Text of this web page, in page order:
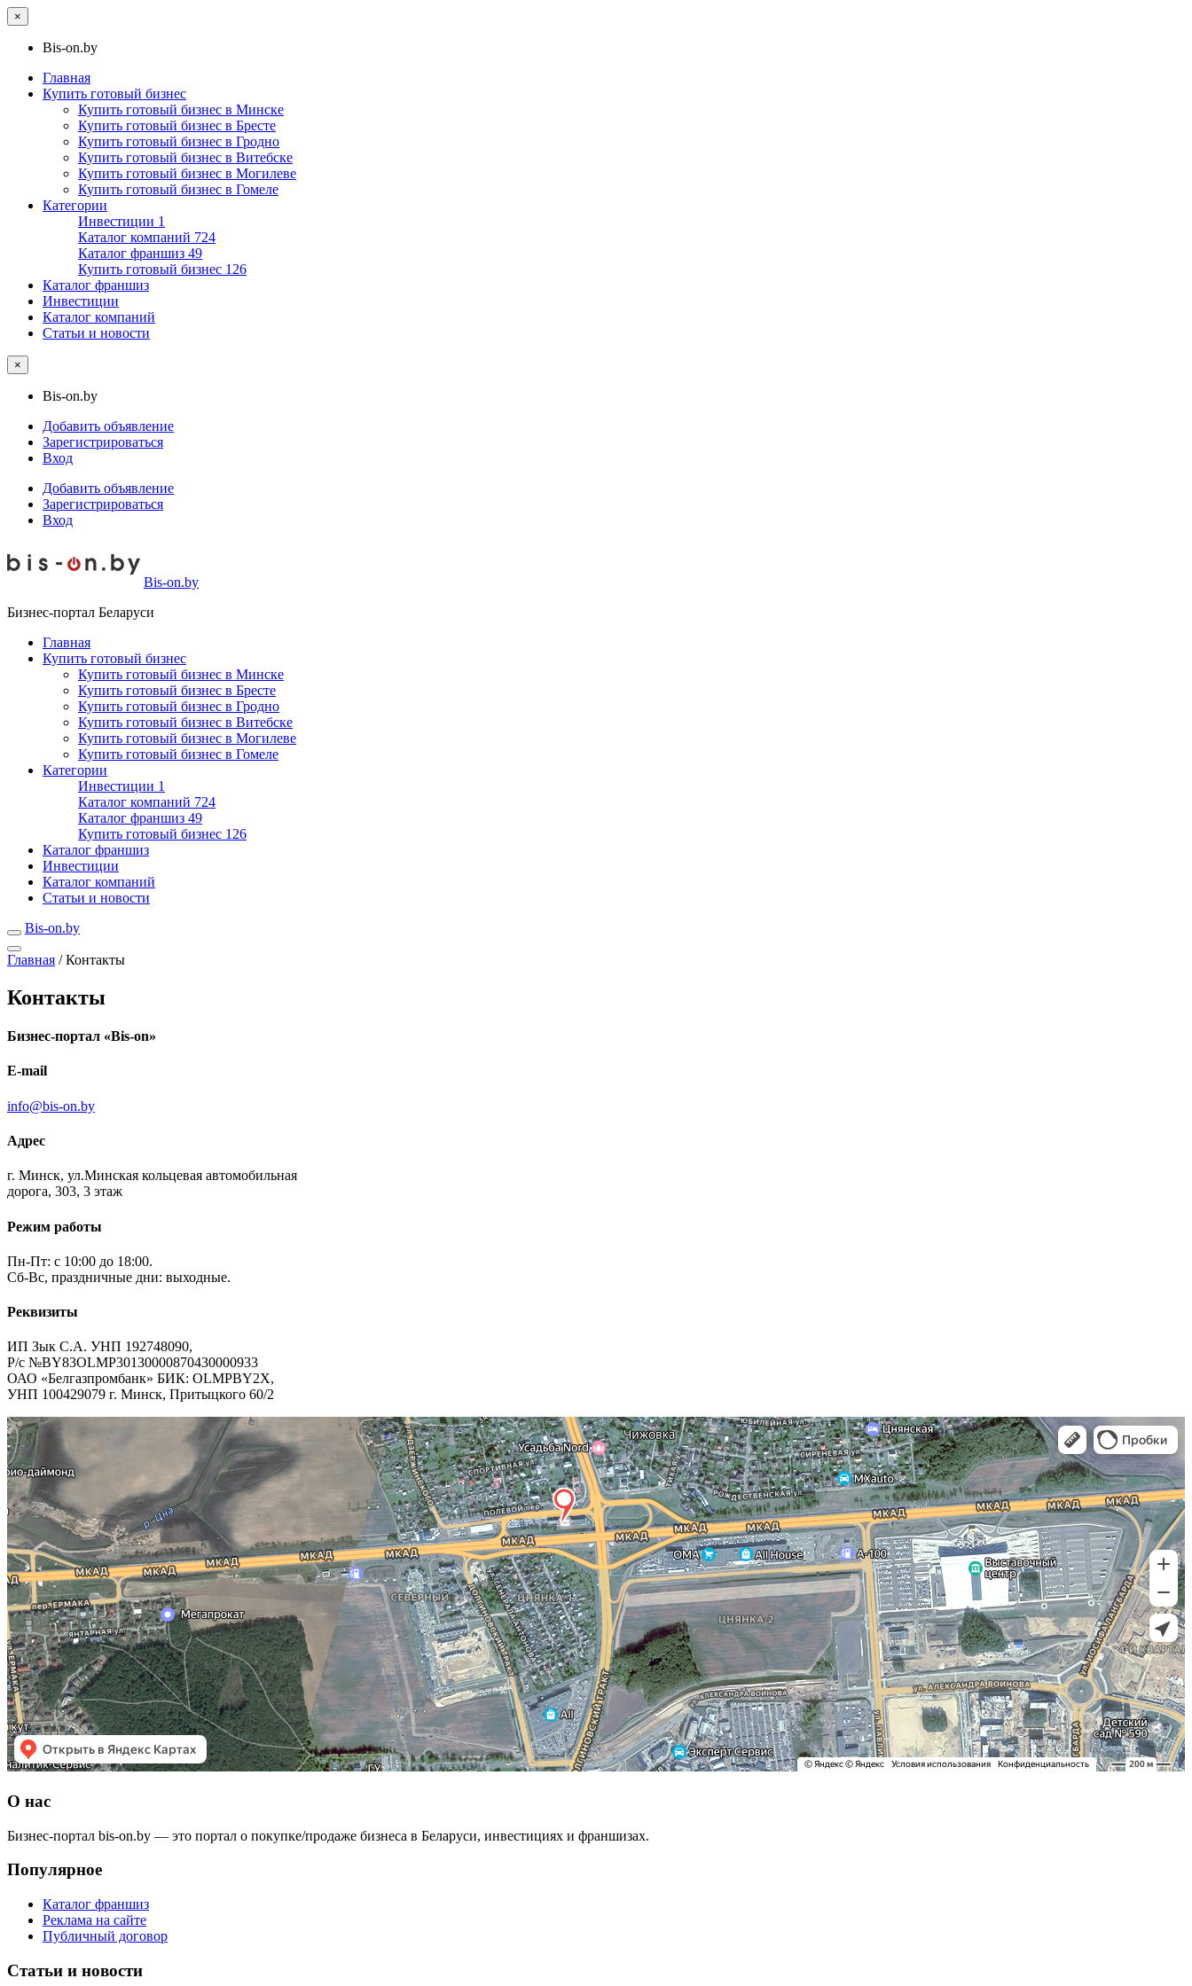
×
Bis-on.by
Главная
Купить готовый бизнес
Купить готовый бизнес в Минске
Купить готовый бизнес в Бресте
Купить готовый бизнес в Гродно
Купить готовый бизнес в Витебске
Купить готовый бизнес в Могилеве
Купить готовый бизнес в Гомеле
Категории
Инвестиции 1
Каталог компаний 724
Каталог франшиз 49
Купить готовый бизнес 126
Каталог франшиз
Инвестиции
Каталог компаний
Статьи и новости
×
Bis-on.by
Добавить объявление
Зарегистрироваться
Вход
Добавить объявление
Зарегистрироваться
Вход
Bis-on.by
Бизнес-портал Беларуси
Главная
Купить готовый бизнес
Купить готовый бизнес в Минске
Купить готовый бизнес в Бресте
Купить готовый бизнес в Гродно
Купить готовый бизнес в Витебске
Купить готовый бизнес в Могилеве
Купить готовый бизнес в Гомеле
Категории
Инвестиции 1
Каталог компаний 724
Каталог франшиз 49
Купить готовый бизнес 126
Каталог франшиз
Инвестиции
Каталог компаний
Статьи и новости
Bis-on.by
Главная /Контакты
Контакты
Бизнес-портал «Bis-on»
E-mail
info@bis-on.by
Адрес
г. Минск, ул.Минская кольцевая автомобильная
дорога, 303, 3 этаж
Режим работы
Пн-Пт: с 10:00 до 18:00.
Сб-Вс, праздничные дни: выходные.
Реквизиты
ИП Зык С.А. УНП 192748090,
Р/с №BY83OLMP30130000870430000933
ОАО «Белгазпромбанк» БИК: OLMPBY2X,
УНП 100429079 г. Минск, Притыцкого 60/2
О нас
Бизнес-портал bis-on.by — это портал о покупке/продаже бизнеса в Беларуси, инвестициях и франшизах.
Популярное
Каталог франшиз
Реклама на сайте
Публичный договор
Статьи и новости